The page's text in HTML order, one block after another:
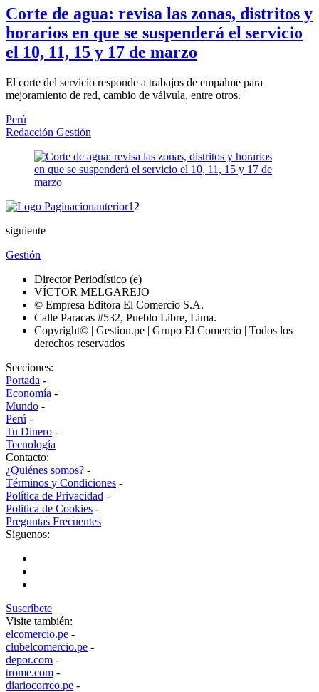
Corte de agua: revisa las zonas, distritos y
horarios en que se suspenderá el servicio
el 10, 11, 15 y 17 de marzo
El corte del servicio responde a trabajos de empalme para
mejoramiento de red, cambio de válvula, entre otros.
Perú
Redacción Gestión
anterior1 2
siguiente
Gestión
Director Periodístico (e)
VÍCTOR MELGAREJO
© Empresa Editora El Comercio S.A.
Calle Paracas #532, Pueblo Libre, Lima.
Copyright© | Gestion.pe | Grupo El Comercio | Todos los
derechos reservados
Secciones:
Portada -
Economía -
Mundo -
Perú -
Tu Dinero -
Tecnología
Contacto:
¿Quiénes somos? -
Términos y Condiciones -
Política de Privacidad -
Politica de Cookies -
Preguntas Frecuentes
Síguenos:
Suscríbete
Visite también:
elcomercio.pe -
clubelcomercio.pe -
depor.com -
trome.com -
diariocorreo.pe -